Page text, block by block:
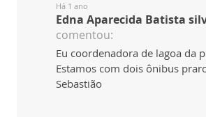
Há 1 ano
Edna Aparecida Batista
comentou:
Eu coordenadora de lagoa da
Estamos com dois ônibus
Sebastião